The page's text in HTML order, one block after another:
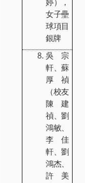
婷），
女子壘
球項目
銀牌
吳宗
軒、蘇
厚禎
（校友
陳建
禎、劉
鴻敏、
李佳
軒、劉
鴻杰、
許美